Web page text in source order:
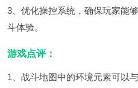
3、优化操控系统，确保玩家能
斗体验。
游戏点评：
1、战斗地图中的环境元素可以